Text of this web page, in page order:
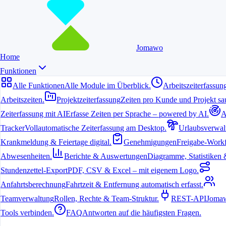
Jomawo
Home
Funktionen
Alle FunktionenAlle Module im Überblick.
Arbeitszeiten.
ProjektzeiterfassungZeiten pro Kunde und Projekt
Zeiterfassung mit AIErfasse Zeiten per Sprache – powered by AI.
TrackerVollautomatische Zeiterfassung am Desktop.
Krankmeldung & Feiertage digital.
GenehmigungenFreigabe-
Abwesenheiten.
Berichte & AuswertungenDiagramme, Statistiken
Stundenzettel-ExportPDF, CSV & Excel – mit eigenem Logo.
AnfahrtsberechnungFahrtzeit & Entfernung automatisch erfasst.
TeamverwaltungRollen, Rechte & Team-Struktur. REST-API
Tools verbinden.
FAQAntworten auf die häufigsten Fragen.